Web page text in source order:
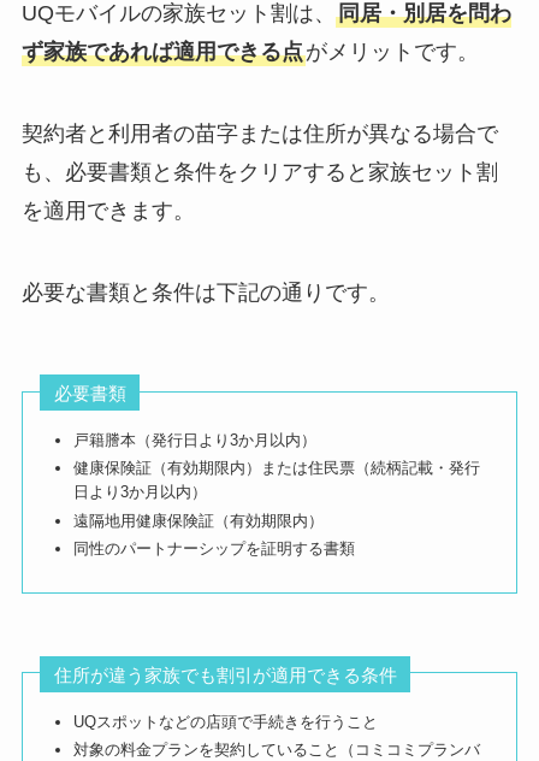
UQモバイルの家族セット割は、 同居・別居を問わ
ず家族であれば適用できる点がメリットです。
契約者と利用者の苗字または住所が異なる場合で
も、必要書類と条件をクリアすると家族セット割
を適用できます。
必要な書類と条件は下記の通りです。
必要書類
戸籍謄本（発行日より3か月以内）
健康保険証（有効期限内）または住民票（続柄記載・発行
日より3か月以内）
遠隔地用健康保険証（有効期限内）
同性のパートナーシップを証明する書類
住所が違う家族でも割引が適用できる条件
UQスポットなどの店頭で手続きを行うこと
対象の料金プランを契約していること（コミコミプランバ